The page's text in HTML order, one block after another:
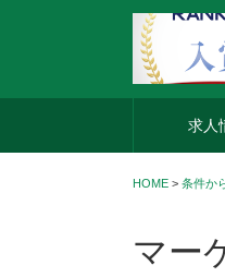
外資系企
求人
HOME > 条件か
マー